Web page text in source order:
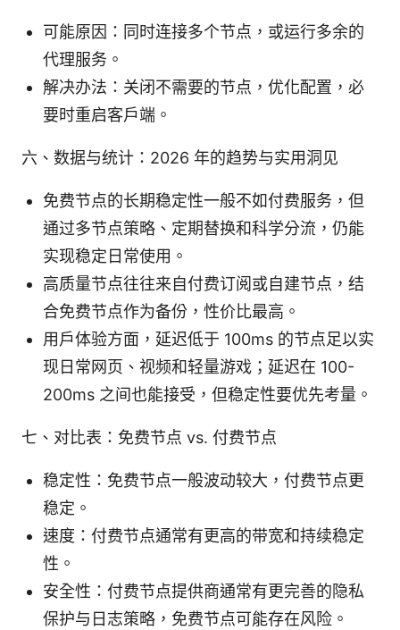
可能原因：同时连接多个节点，或运行多余的
代理服务。
解决办法：关闭不需要的节点，优化配置，必
要时重启客户端。
六、数据与统计：2026 年的趋势与实用洞见
免费节点的长期稳定性一般不如付费服务，但
通过多节点策略、定期替换和科学分流，仍能
实现稳定日常使用。
高质量节点往往来自付费订阅或自建节点，结
合免费节点作为备份，性价比最高。
用户体验方面，延迟低于 100ms 的节点足以实
现日常网页、视频和轻量游戏；延迟在 100-
200ms 之间也能接受，但稳定性要优先考量。
七、对比表：免费节点 vs. 付费节点
稳定性：免费节点一般波动较大，付费节点更
稳定。
速度：付费节点通常有更高的带宽和持续稳定
性。
安全性：付费节点提供商通常有更完善的隐私
保护与日志策略，免费节点可能存在风险。